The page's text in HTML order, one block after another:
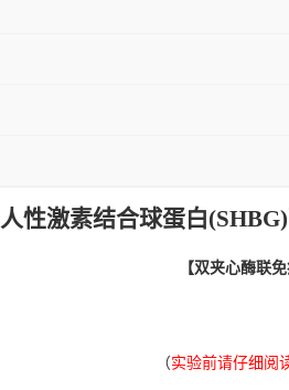
人性激素结合球蛋白
【双夹心酶联
（实验前请仔细阅